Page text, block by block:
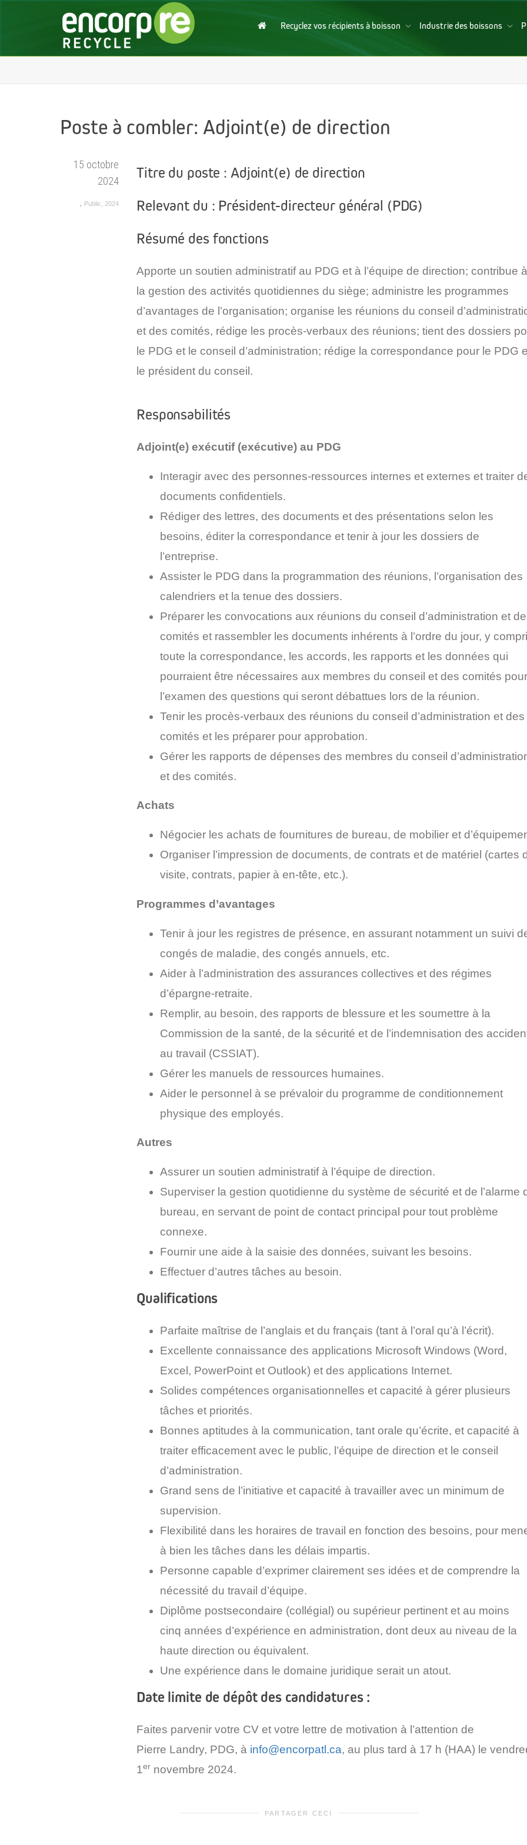
Recyclez vos récipients à boisson Industrie des boissons
Poste à combler: Adjoint(e) de direction
15 octobre
2024
, Public 2024
Titre du poste : Adjoint(e) de direction
Relevant du : Président-directeur général (PDG)
Résumé des fonctions
Apporte un soutien administratif au PDG et à l’équipe de direction; contribue à
la gestion des activités quotidiennes du siège; administre les programmes
d’avantages de l’organisation; organise les réunions du conseil
et des comités, rédige les procès-verbaux des réunions; tient des dossiers
le PDG et le conseil d’administration; rédige la correspondance pour le PDG
le président du conseil.
Responsabilités
Adjoint(e) exécutif (exécutive) au PDG
Interagir avec des personnes-ressources internes et externes et traiter
documents confidentiels.
Rédiger des lettres, des documents et des présentations selon les
besoins, éditer la correspondance et tenir à jour les dossiers de
l’entreprise.
Assister le PDG dans la programmation des réunions, l’organisation des
calendriers et la tenue des dossiers.
Préparer les convocations aux réunions du conseil d’administration et
comités et rassembler les documents inhérents à l’ordre du jour, y
toute la correspondance, les accords, les rapports et les données qui
pourraient être nécessaires aux membres du conseil et des comités pour
l’examen des questions qui seront débattues lors de la réunion.
Tenir les procès-verbaux des réunions du conseil d’administration et des
comités et les préparer pour approbation.
Gérer les rapports de dépenses des membres du conseil
et des comités.
Achats
Négocier les achats de fournitures de bureau, de mobilier et
Organiser l’impression de documents, de contrats et de matériel (cartes
visite, contrats, papier à en-tête, etc.).
Programmes d’avantages
Tenir à jour les registres de présence, en assurant notamment un suivi
congés de maladie, des congés annuels, etc.
Aider à l’administration des assurances collectives et des régimes
d’épargne-retraite.
Remplir, au besoin, des rapports de blessure et les soumettre à la
Commission de la santé, de la sécurité et de l’indemnisation des
au travail (CSSIAT).
Gérer les manuels de ressources humaines.
Aider le personnel à se prévaloir du programme de conditionnement
physique des employés.
Autres
Assurer un soutien administratif à l’équipe de direction.
Superviser la gestion quotidienne du système de sécurité et de l’alarme
bureau, en servant de point de contact principal pour tout problème
connexe.
Fournir une aide à la saisie des données, suivant les besoins.
Effectuer d’autres tâches au besoin.
Qualifications
Parfaite maîtrise de l’anglais et du français (tant à l’oral qu’à l’écrit).
Excellente connaissance des applications Microsoft Windows (Word,
Excel, PowerPoint et Outlook) et des applications Internet.
Solides compétences organisationnelles et capacité à gérer plusieurs
tâches et priorités.
Bonnes aptitudes à la communication, tant orale qu’écrite, et capacité à
traiter efficacement avec le public, l’équipe de direction et le conseil
d’administration.
Grand sens de l’initiative et capacité à travailler avec un minimum de
supervision.
Flexibilité dans les horaires de travail en fonction des besoins, pour
à bien les tâches dans les délais impartis.
Personne capable d’exprimer clairement ses idées et de comprendre la
nécessité du travail d’équipe.
Diplôme postsecondaire (collégial) ou supérieur pertinent et au moins
cinq années d’expérience en administration, dont deux au niveau de la
haute direction ou équivalent.
Une expérience dans le domaine juridique serait un atout.
Date limite de dépôt des candidatures :
Faites parvenir votre CV et votre lettre de motivation à l’attention de
Pierre Landry, PDG, à info@encorpatl.ca, au plus tard à 17 h (HAA) le
1er novembre 2024.
PARTAGER CECI